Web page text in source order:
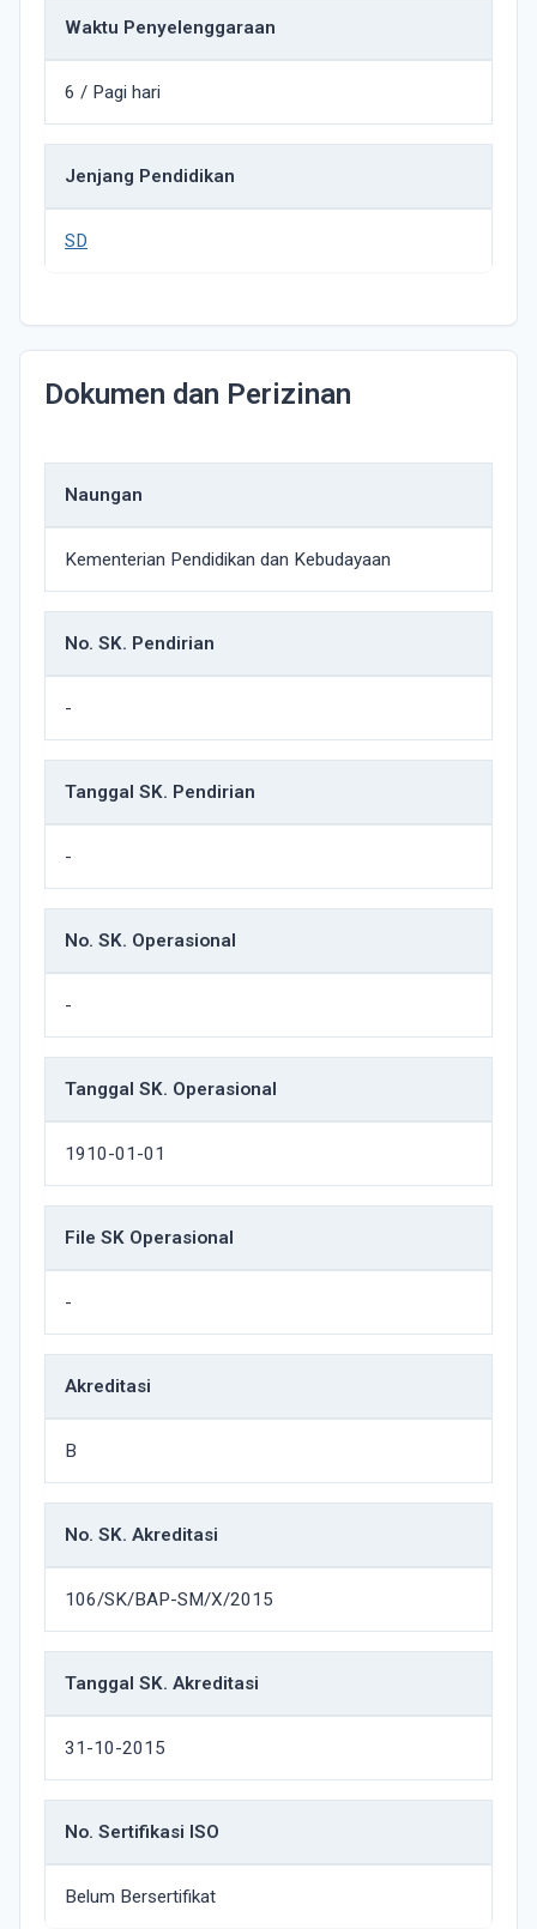
Waktu Penyelenggaraan
6 / Pagi hari
Jenjang Pendidikan
SD
Dokumen dan Perizinan
Naungan
Kementerian Pendidikan dan Kebudayaan
No. SK. Pendirian
-
Tanggal SK. Pendirian
-
No. SK. Operasional
-
Tanggal SK. Operasional
1910-01-01
File SK Operasional
-
Akreditasi
B
No. SK. Akreditasi
106/SK/BAP-SM/X/2015
Tanggal SK. Akreditasi
31-10-2015
No. Sertifikasi ISO
Belum Bersertifikat